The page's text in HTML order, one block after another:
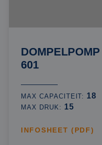
601
MAX CAPACITEIT: 18
MAX DRUK: 15
INFOSHEET (PDF)